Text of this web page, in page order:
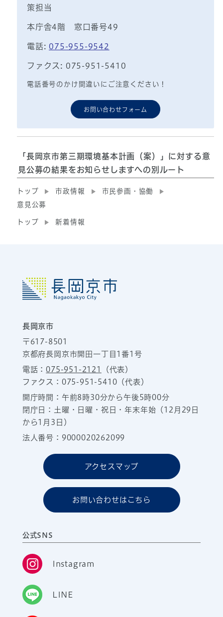
策担当
本庁舎4階 窓口番号49
電話: 075-955-9542
ファクス: 075-951-5410
電話番号のかけ間違いにご注意ください！
お問い合わせフォーム
「長岡京市第三期環境基本計画（案）」に対する意
見公募の結果をお知らせしますへの別ルート
トップ 市政情報
市民参画・協働
意見公募
トップ 新着情報
長岡京市
〒617-8501
京都府長岡京市開田一丁目1番1号
電話：075-951-2121
（代表）
ファクス：075-951-5410（代表）
開庁時間：午前8時30分から午後5時00分
閉庁日：土曜・日曜・祝日・年末年始（12月29日
から1月3日）
法人番号：9000020262099
アクセスマップ
お問い合わせはこちら
公式SNS
Instagram
LINE